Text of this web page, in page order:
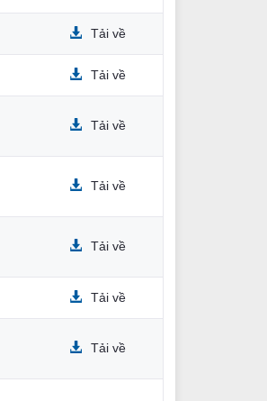
Tải về
Tải về
Tải về
Tải về
Tải về
Tải về
Tải về